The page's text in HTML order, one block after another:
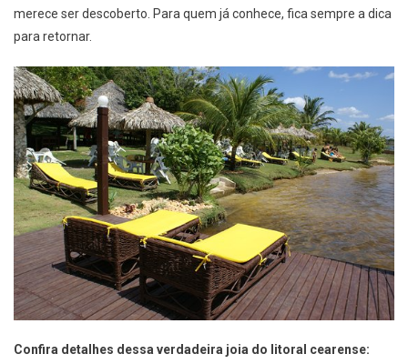
merece ser descoberto. Para quem já conhece, fica sempre a dica
para retornar.
Confira detalhes dessa verdadeira joia do litoral cearense: